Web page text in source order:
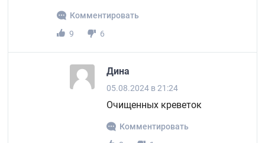
Комментировать
9
6
Дина
05.08.2024 в 21:24
Очищенных креветок
Комментировать